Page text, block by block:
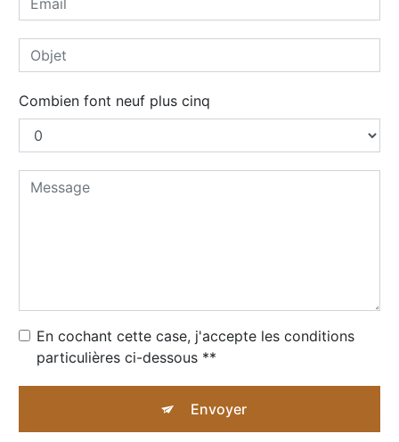
Combien font neuf plus cinq
En cochant cette case, j'accepte les conditions
particulières ci-dessous **
Envoyer